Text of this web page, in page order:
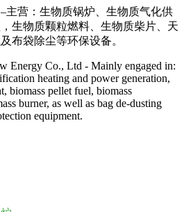
主营：生物质锅炉、生物质气化供
生物质颗粒燃料、生物质柴片、天
布袋除尘等环保设备。
Energy Co., Ltd - Mainly engaged in:
heating and power generation,
biomass pellet fuel, biomass
burner, as well as bag de-dusting
equipment.